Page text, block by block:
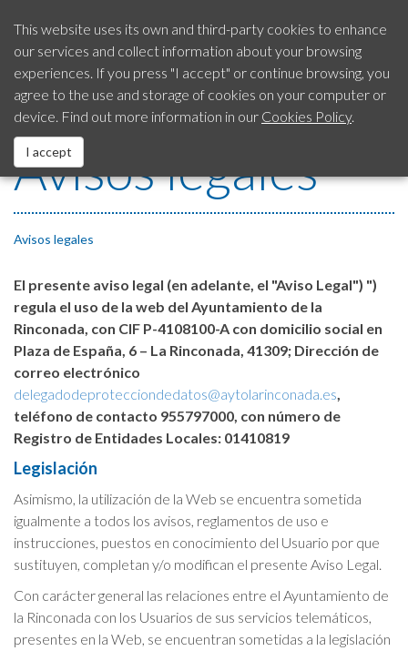
SAC
Citizen’s Advice
Service
954 792 413
Avisos legales
Avisos legales
El presente aviso legal (en adelante, el "Aviso Legal") ")
regula el uso de la web del Ayuntamiento de la
Rinconada, con CIF P-4108100-A con domicilio social en
Plaza de España, 6 – La Rinconada, 41309; Dirección de
correo electrónico
delegadodeprotecciondedatos@aytolarinconada.es,
teléfono de contacto 955797000, con número de
Registro de Entidades Locales: 01410819
Legislación
Asimismo, la utilización de la Web se encuentra sometida
igualmente a todos los avisos, reglamentos de uso e
instrucciones, puestos en conocimiento del Usuario por que
sustituyen, completan y/o modifican el presente Aviso Legal.
Con carácter general las relaciones entre el Ayuntamiento de
la Rinconada con los Usuarios de sus servicios telemáticos,
presentes en la Web, se encuentran sometidas a la legislación
Our City
City Council
EUROPEAN Funds
Contact us
Fraud Notification System
Legal Notice
Cookies Policy
This website uses its own and third-party cookies to enhance
our services and collect information about your browsing
experiences. If you press "I accept" or continue browsing, you
agree to the use and storage of cookies on your computer or
device. Find out more information in our Cookies Policy.
I accept